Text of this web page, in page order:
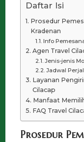
Daftar Isi
Prosedur
Kradenan
Info
Agen Travel
Jenis-jenis
Jadwal
Layanan
Cilacap
Manfaat
FAQ Travel
Prosedur